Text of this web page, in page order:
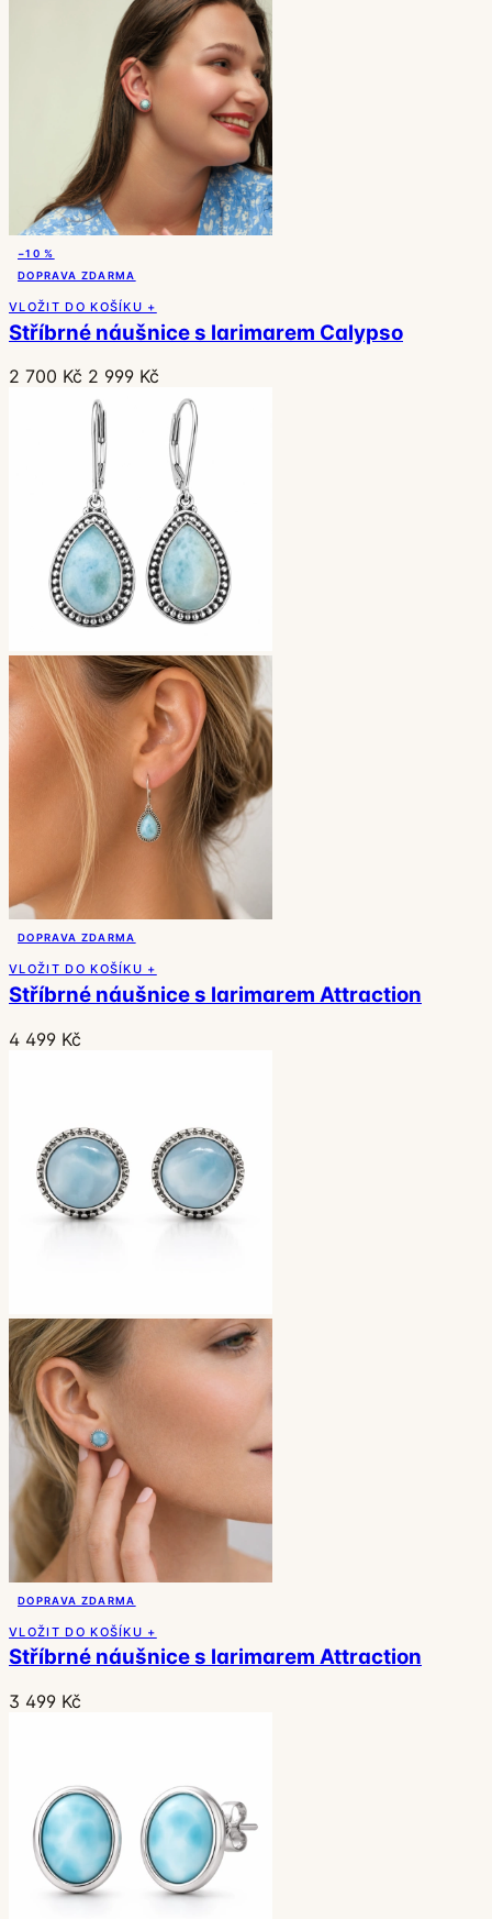
−10 %
DOPRAVA ZDARMA
VLOŽIT DO KOŠÍKU +
Stříbrné náušnice s larimarem Calypso
2 700 Kč 2 999 Kč
DOPRAVA ZDARMA
VLOŽIT DO KOŠÍKU +
Stříbrné náušnice s larimarem Attraction
4 499 Kč
DOPRAVA ZDARMA
VLOŽIT DO KOŠÍKU +
Stříbrné náušnice s larimarem Attraction
3 499 Kč